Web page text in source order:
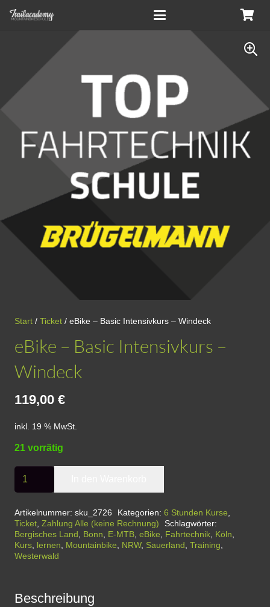
Start / Ticket / eBike – Basic Intensivkurs – Windeck
eBike – Basic Intensivkurs –
Windeck
119,00 €
inkl. 19 % MwSt.
21 vorrätig
eBike
-
Basic
Intensivkurs
-
Windeck
Artikelnummer: sku_2726 Kategorien: 6 Stunden Kurse,
Ticket, Zahlung Alle (keine Rechnung)
Schlagwörter:
Bergisches Land, Bonn, E-MTB, eBike, Fahrtechnik, Köln,
Kurs, lernen, Mountainbike, NRW, Sauerland, Training,
Westerwald
Beschreibung